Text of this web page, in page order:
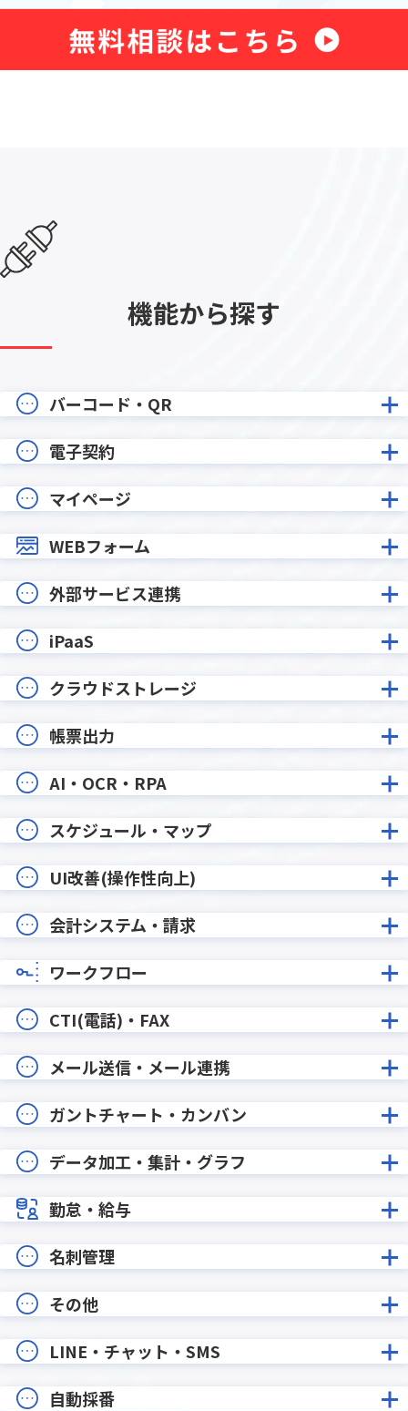
機能から探す
バーコード・QR
電子契約
マイページ
WEBフォーム
外部サービス連携
iPaaS
クラウドストレージ
帳票出力
AI・OCR・RPA
スケジュール・マップ
UI改善(操作性向上)
会計システム・請求
ワークフロー
CTI(電話)・FAX
メール送信・メール連携
ガントチャート・カンバン
データ加工・集計・グラフ
勤怠・給与
名刺管理
その他
LINE・チャット・SMS
自動採番